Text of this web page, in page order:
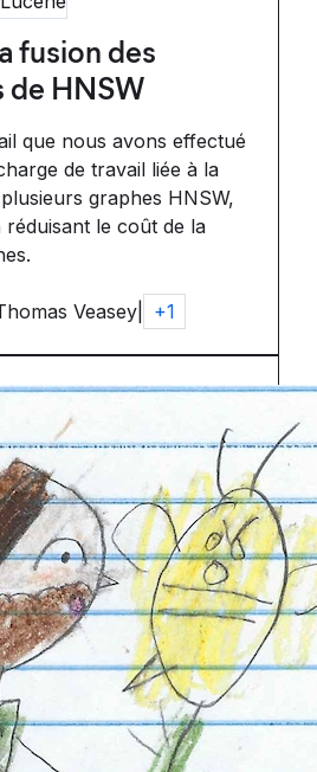
fusion des
de HNSW
que nous avons effectué
de travail liée à la
graphes HNSW,
le coût de la
Veasey +1